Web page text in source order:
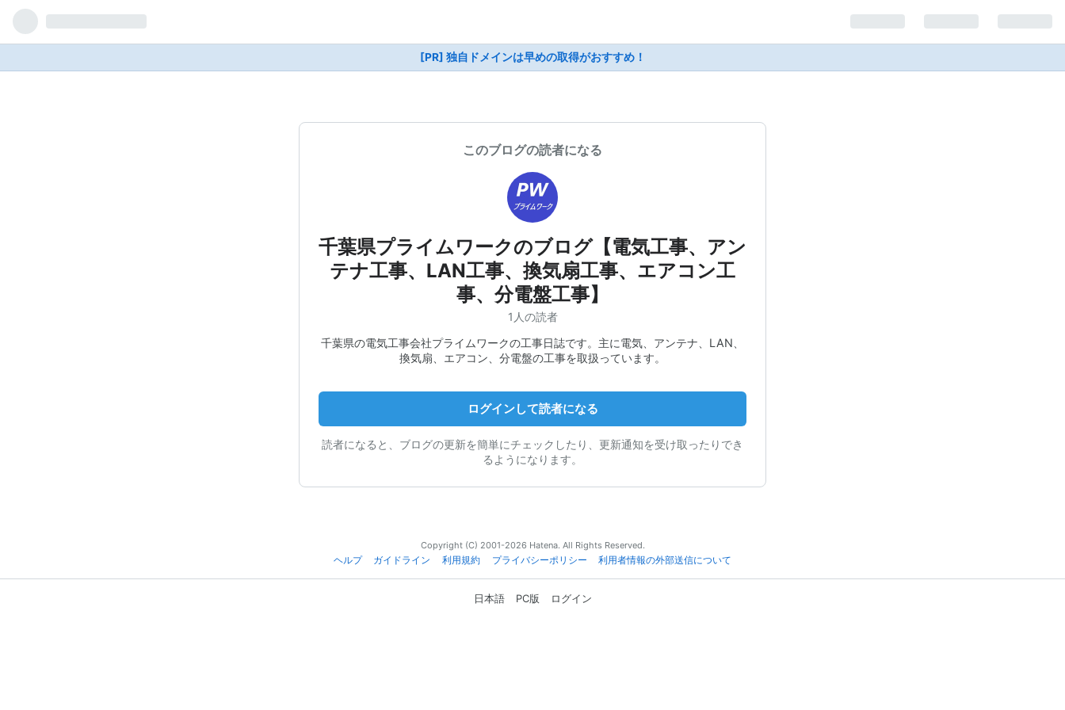
[PR] 独自ドメインは早めの取得がおすすめ！
このブログの読者になる
千葉県プライムワークのブログ【電気工事、アン
テナ工事、LAN工事、換気扇工事、エアコン工
事、分電盤工事】
1人の読者
千葉県の電気工事会社プライムワークの工事日誌です。主に電気、アンテナ、LAN、
換気扇、エアコン、分電盤の工事を取扱っています。
ログインして読者になる
読者になると、ブログの更新を簡単にチェックしたり、更新通知を受け取ったりでき
るようになります。
Copyright (C) 2001-2026 Hatena. All Rights Reserved.
ヘルプ
ガイドライン 利用規約 プライバシーポリシー 利用者情報の外部送信について
日本語 PC版 ログイン